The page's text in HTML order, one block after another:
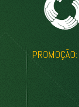
PROMOÇÃO: